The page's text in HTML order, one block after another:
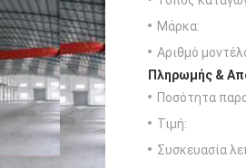
Μάρκα:
Αριθμό
Πληρωμής &
Ποσότητα
Τιμή:
Συσκευασία